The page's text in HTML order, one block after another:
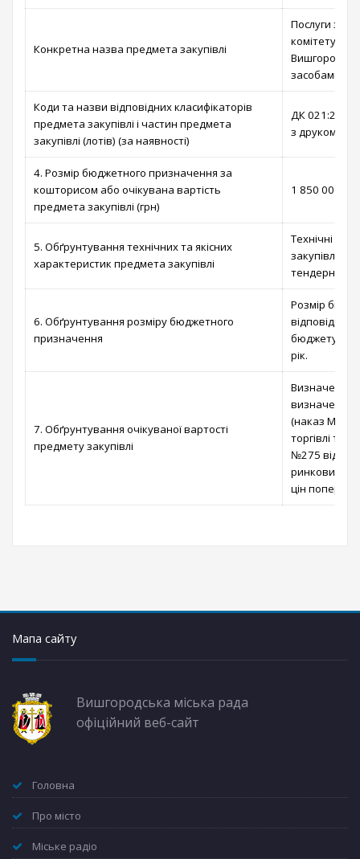
Конкретна назва предмета закупівлі
Послуги з
комітету
засобами
Коди та назви відповідних класифікаторів
предмета закупівлі і частин предмета
закупівлі (лотів) (за наявності)
ДК 021:2015:
з друком»
4. Розмір бюджетного призначення за
кошторисом або очікувана вартість
предмета закупівлі (грн)
1 850 000,00
5. Обґрунтування технічних та якісних
характеристик предмета закупівлі
Технічні та
закупівлі
тендерної
6. Обґрунтування розміру бюджетного
призначення
Розмір
відповідно
бюджету
рік.
7. Обґрунтування очікуваної вартості
предмету закупівлі
Визначено
визначення
(наказ
торгівлі та
№275 від
ринкових
цін
Мапа сайту
Вишгородська міська рада
офіційний веб-сайт
Головна
Про місто
Міське радіо